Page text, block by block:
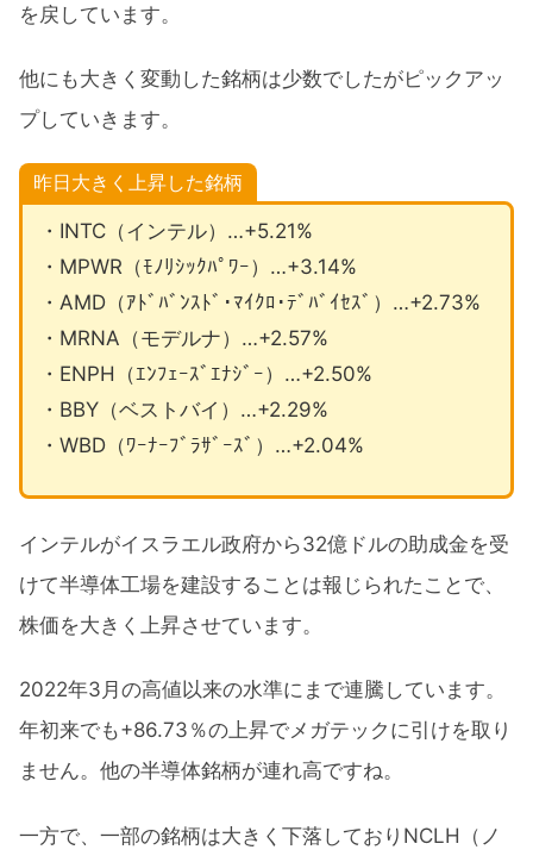
を戻しています。
他にも大きく変動した銘柄は少数でしたがピックアッ
プしていきます。
昨日大きく上昇した銘柄
・INTC（インテル）…+5.21%
・MPWR（ﾓﾉﾘｼｯｸﾊﾟﾜｰ）…+3.14%
・AMD（ｱﾄﾞﾊﾞﾝｽﾄﾞ･ﾏｲｸﾛ･ﾃﾞﾊﾞｲｾｽﾞ）…+2.73%
・MRNA（モデルナ）…+2.57%
・ENPH（ｴﾝﾌｪｰｽﾞｴﾅｼﾞｰ）…+2.50%
・BBY（ベストバイ）…+2.29%
・WBD（ﾜｰﾅｰﾌﾞﾗｻﾞｰｽﾞ）…+2.04%
インテルがイスラエル政府から32億ドルの助成金を受
けて半導体工場を建設することは報じられたことで、
株価を大きく上昇させています。
2022年3月の高値以来の水準にまで連騰しています。
年初来でも+86.73％の上昇でメガテックに引けを取り
ません。他の半導体銘柄が連れ高ですね。
一方で、一部の銘柄は大きく下落しておりNCLH（ノ